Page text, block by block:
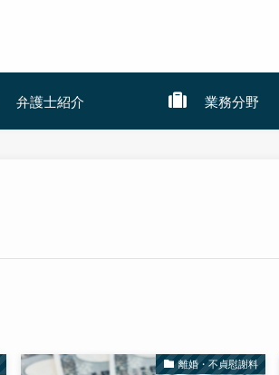
弁護士紹介 業務分野
離婚・不貞慰謝料